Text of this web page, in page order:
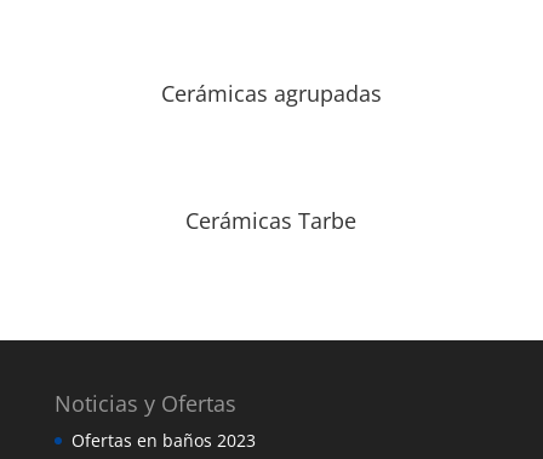
Cerámicas agrupadas
Cerámicas Tarbe
Noticias y Ofertas
Ofertas en baños 2023